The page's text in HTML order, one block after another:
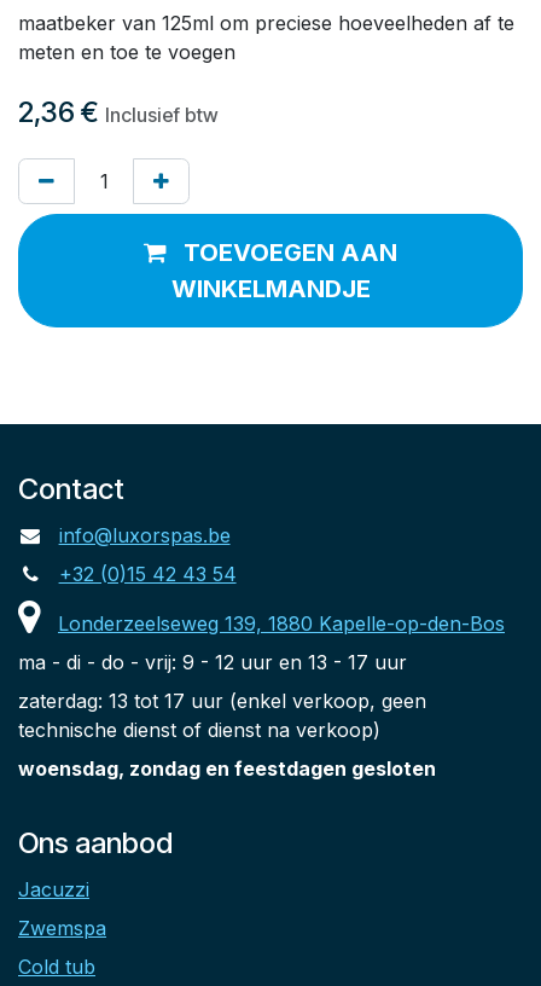
maatbeker van 125ml om preciese hoeveelheden af te
meten en toe te voegen
2,36 € Inclusief btw
TOEVOEGEN AAN
WINKELMANDJE
Contact
info@luxorspas.be
+32 (0)15 42 43 54
Londerzeelseweg 139, 1880 Kapelle-op-den-Bos
ma - di - do - vrij: 9 - 12 uur en 13 - 17 uur
zaterdag: 13 tot 17 uur (enkel verkoop, geen
technische dienst of dienst na verkoop)
woensdag, zondag en feestdagen gesloten
Ons aanbod
Jacuzzi
Zwemspa
Cold tub